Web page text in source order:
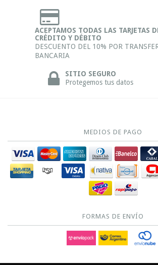
ACEPTAMOS TODAS LAS TARJETAS
CRÉDITO Y DÉBITO
DESCUENTO DEL 10% POR
BANCARIA
SITIO SEGURO
Protegemos tus datos
MEDIOS DE PAGO
FORMAS DE ENVÍO